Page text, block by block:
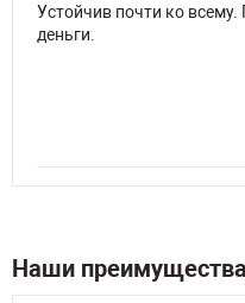
Устойчив почти ко
деньги.
Наши преимущества